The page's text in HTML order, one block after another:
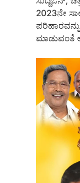
2023ನೇ
ಮಾಡುವಂತೆ